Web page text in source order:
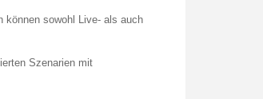
können sowohl Live- als auch
Szenarien mit